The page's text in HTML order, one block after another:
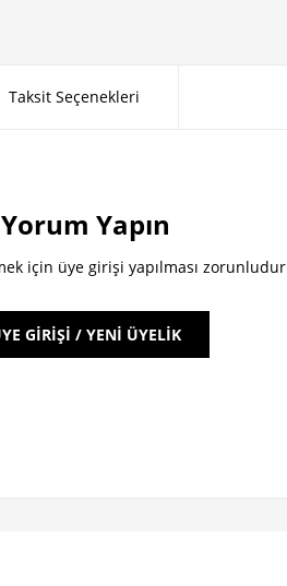
Taksit Seçenekleri
Yorum Yapın
için üye girişi yapılması zorunludur
GİRİŞİ / YENİ ÜYELİK